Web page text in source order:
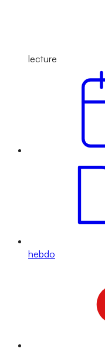
lecture
hebdo